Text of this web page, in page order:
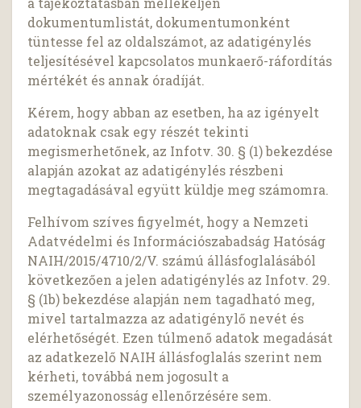
dokumentumlistát, dokumentumonként
tüntesse fel az oldalszámot, az adatigénylés
teljesítésével kapcsolatos munkaerő-ráfordítás
mértékét és annak óradíját.
Kérem, hogy abban az esetben, ha az igényelt
adatoknak csak egy részét tekinti
megismerhetőnek, az Infotv. 30. § (1) bekezdése
alapján azokat az adatigénylés részbeni
megtagadásával együtt küldje meg számomra.
Felhívom szíves figyelmét, hogy a Nemzeti
Adatvédelmi és Információszabadság Hatóság
NAIH/2015/4710/2/V. számú állásfoglalásából
következően a jelen adatigénylés az Infotv. 29.
§ (1b) bekezdése alapján nem tagadható meg,
mivel tartalmazza az adatigénylő nevét és
elérhetőségét. Ezen túlmenő adatok megadását
az adatkezelő NAIH állásfoglalás szerint nem
kérheti, továbbá nem jogosult a
személyazonosság ellenőrzésére sem.